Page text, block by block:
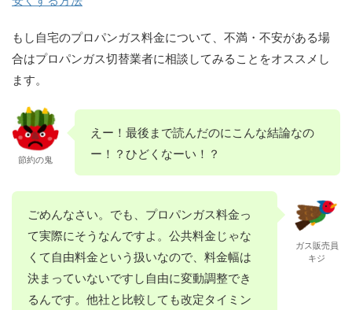
もし自宅のプロパンガス料金について、不満・不安がある場
合はプロパンガス切替業者に相談してみることをオススメし
ます。
節約の鬼
えー！最後まで読んだのにこんな結論なの
ー！？ひどくなーい！？
ごめんなさい。でも、プロパンガス料金っ
て実際にそうなんですよ。公共料金じゃな
くて自由料金という扱いなので、料金幅は
決まっていないですし自由に変動調整でき
るんです。他社と比較しても改定タイミン
ガス販売員
キジ